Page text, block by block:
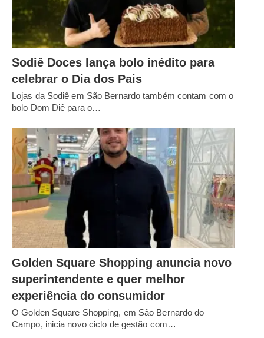
Sodiê Doces lança bolo inédito para
celebrar o Dia dos Pais
Lojas da Sodiê em São Bernardo também contam com o
bolo Dom Diê para o…
Golden Square Shopping anuncia novo
superintendente e quer melhor
experiência do consumidor
O Golden Square Shopping, em São Bernardo do
Campo, inicia novo ciclo de gestão com…